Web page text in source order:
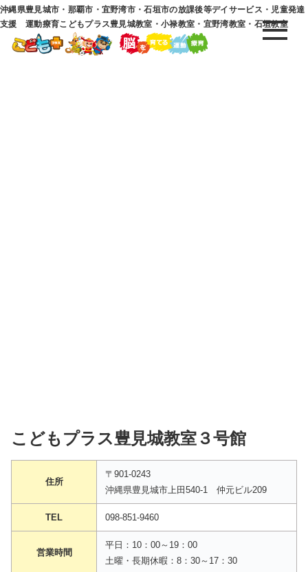
沖縄県豊見城市・那覇市・宜野湾市・石垣市の放課後等デイサービス・児童発達
支援 運動療育こどもプラス豊見城教室・小禄教室・宜野湾教室・石垣教室
こどもプラス豊見城教室３号館
住所
〒901-0243
沖縄県豊見城市上田540-1 仲元ビル209
TEL 098-851-9460
営業時間
平日：10：00～19：00
土曜・長期休暇：8：30～17：30